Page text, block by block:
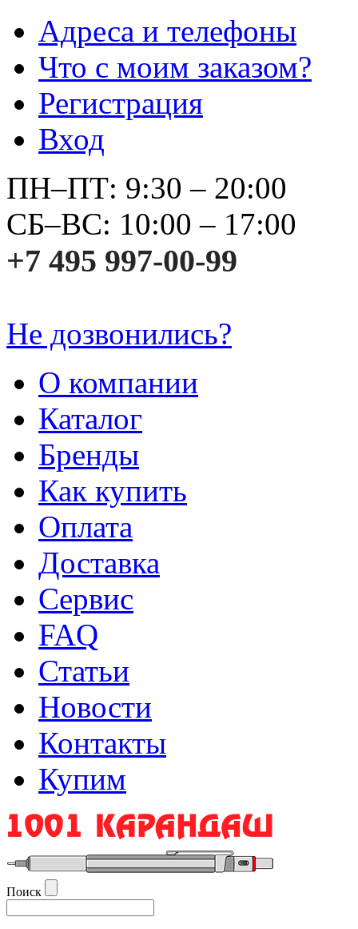
Адреса и телефоны
Что с моим заказом?
Регистрация
Вход
ПН–ПТ: 9:30 – 20:00
СБ–ВС: 10:00 – 17:00
+7 495 997-00-99
Не дозвонились?
О компании
Каталог
Бренды
Как купить
Оплата
Доставка
Сервис
FAQ
Статьи
Новости
Контакты
Купим
Поиск